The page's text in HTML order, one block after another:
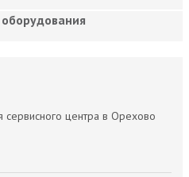
сервисного центра в Орехово